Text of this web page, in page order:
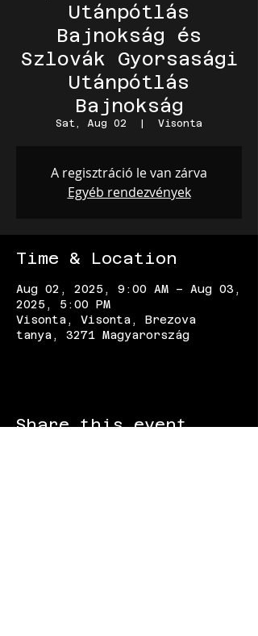
Utánpótlás
Bajnokság és
Szlovák Gyorsasági
Utánpótlás
Bajnokság
Sat, Aug 02 Visonta
A regisztráció le van zárva
Egyéb rendezvények
Time & Location
Aug 02, 2025, 9:00 AM – Aug 03,
2025, 5:00 PM
Visonta, Visonta, Brezova
tanya, 3271 Magyarország
Share this event